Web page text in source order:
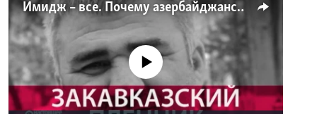
Имидж – все. Почему азербайджанские правозащитники и независимые журналисты попадают в тюрьму
No media source currently available